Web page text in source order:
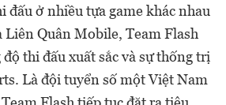
đấu ở nhiều tựa game khác nhau
Liên Quân Mobile, Team Flash
thi đấu xuất sắc và sự thống trị
Là đội tuyển số một Việt Nam